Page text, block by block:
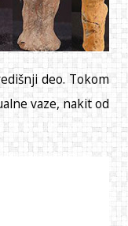
deo. Tokom
vaze, nakit od